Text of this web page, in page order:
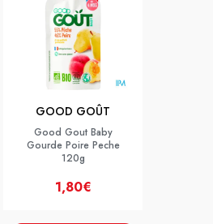
GOOD GOÛT
Good Gout Baby
Gourde Poire Peche
120g
1,80€